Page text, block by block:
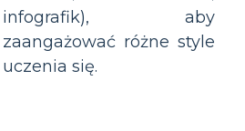
infografik), aby
zaangażować różne style
uczenia się.